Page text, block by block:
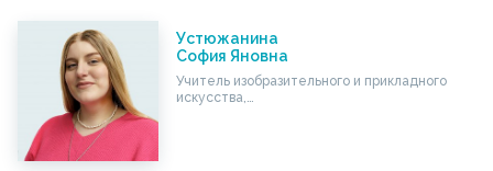
Устюжанина
София Яновна
Учитель изобразительного и прикладного
искусства,…